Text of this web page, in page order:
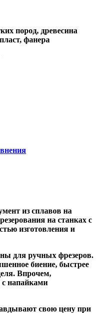
пород, древесина
фанера
из сплавов на
на станках с
изготовления и
для ручных фрезеров.
биение, быстрее
Впрочем,
напайками
свою цену при